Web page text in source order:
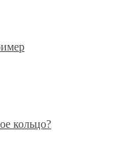
кольцо?